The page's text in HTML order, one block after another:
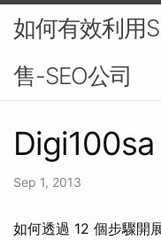
如何有效利用
售-SEO公司
Digi100sa
Sep 1, 2013
如何透過 12 個步驟開